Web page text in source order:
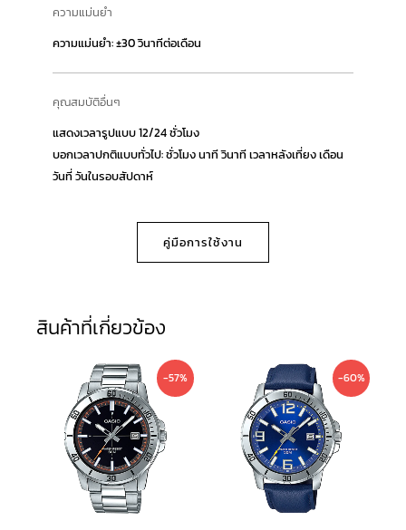
ความแม่นยำ
ความแม่นยำ: ±30 วินาทีต่อเดือน
คุณสมบัติอื่นๆ
แสดงเวลารูปแบบ 12/24 ชั่วโมง
บอกเวลาปกติแบบทั่วไป: ชั่วโมง นาที วินาที เวลาหลังเที่ยง เดือน
วันที่ วันในรอบสัปดาห์
คู่มือการใช้งาน
สินค้าที่เกี่ยวข้อง
-57%
Original
price
was:
2,800 ฿.
Current
price
-60%
Original
price
was:
2,500 ฿.
Current
price